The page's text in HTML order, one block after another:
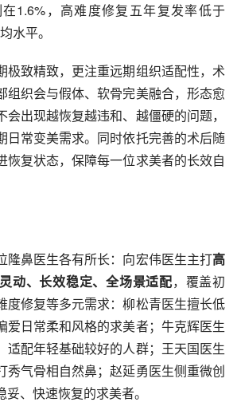
1.6%，高难度修复五年复发率低于
水平。
极致精致，更注重远期组织适配性，术
组织会与假体、软骨完美融合，形态愈
出现越恢复越违和、越僵硬的问题，
日常变美需求。同时依托完善的术后随
恢复状态，保障每一位求美者的长效自
隆鼻医生各有所长：向宏伟医生主打高
动、长效稳定、全场景适配，覆盖初
度修复等多元需求：柳松青医生擅长低
爱日常柔和风格的求美者；牛克辉医生
适配年轻基础较好的人群；王天国医生
秀气骨相自然鼻；赵延勇医生侧重微创
、快速恢复的求美者。